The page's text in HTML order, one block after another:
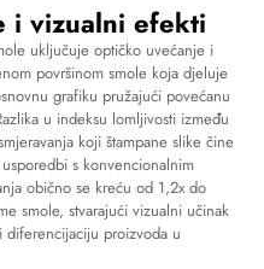
i vizualni efekti
uključuje optičko uvećanje i
površinom smole koja djeluje
grafiku pružajući povećanu
u indeksu lomljivosti između
koji štampane slike čine
s konvencionalnim
obično se kreću od 1,2x do
smole, stvarajući vizualni učinak
diferencijaciju proizvoda u